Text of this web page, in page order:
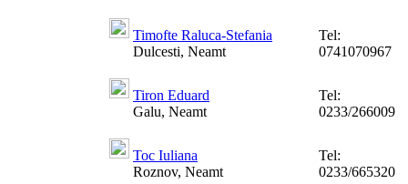
Timofte Raluca-Stefania
Dulcesti, Neamt
Tel:
0741070967
Tiron Eduard
Galu, Neamt
Tel:
0233/266009
Toc Iuliana
Roznov, Neamt
Tel:
0233/665320